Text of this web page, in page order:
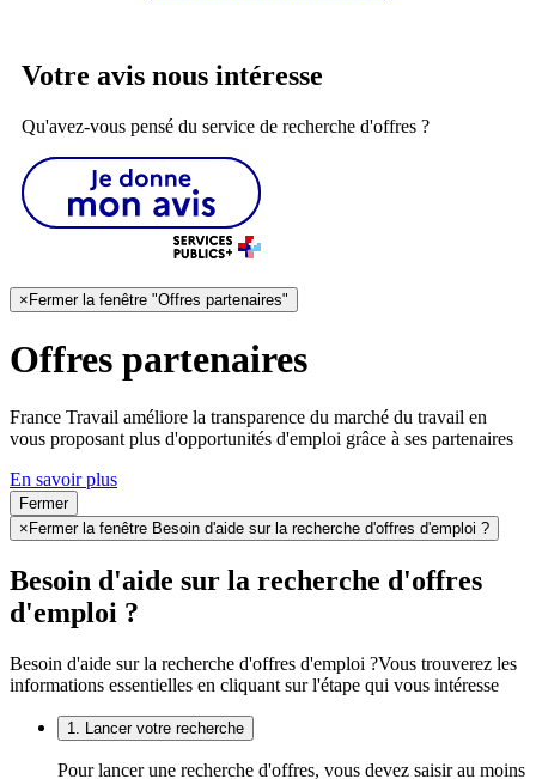
Votre avis nous intéresse
Qu'avez-vous pensé du service de recherche d'offres ?
×Fermer la fenêtre "Offres partenaires"
Offres partenaires
France Travail améliore la transparence du marché du travail en
vous proposant plus d'opportunités d'emploi grâce à ses partenaires
En savoir plus
Fermer
× Fermer la fenêtre Besoin d'aide sur la recherche d'offres d'emploi ?
Besoin d'aide sur la recherche d'offres
d'emploi ?
Besoin d'aide sur la recherche d'offres d'emploi ?Vous trouverez les
informations essentielles en cliquant sur l'étape qui vous intéresse
1. Lancer votre recherche
Pour lancer une recherche d'offres, vous devez saisir au moins